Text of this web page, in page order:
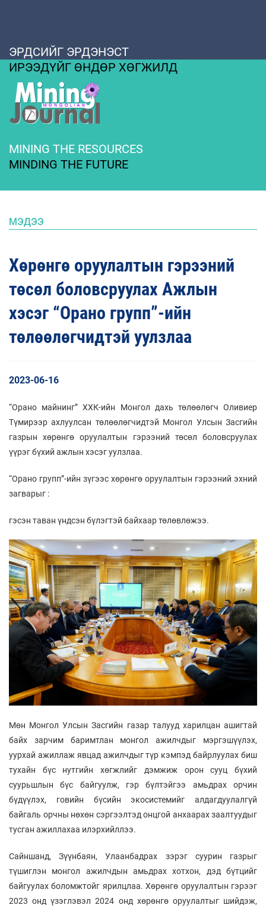
ЭРДСИЙГ ЭРДЭНЭСТ
ИРЭЭДҮЙГ ӨНДӨР ХӨГЖИЛД
MINING THE RESOURCES
MINDING THE FUTURE
МЭДЭЭ
Хөрөнгө оруулалтын гэрээний
төсөл боловсруулах Ажлын
хэсэг “Орано групп”-ийн
төлөөлөгчидтэй уулзлаа
2023-06-16
“Орано майнинг” ХХК-ийн Монгол дахь төлөөлөгч Оливиер
Түмирээр ахлуулсан төлөөлөгчидтэй Монгол Улсын Засгийн
газрын хөрөнгө оруулалтын гэрээний төсөл боловсруулах
үүрэг бүхий ажлын хэсэг уулзлаа.
“Орано групп”-ийн зүгээс хөрөнгө оруулалтын гэрээний эхний
загварыг :
гэсэн таван үндсэн бүлэгтэй байхаар төлөвлөжээ.
Мөн Монгол Улсын Засгийн газар талууд харилцан ашигтай
байх зарчим баримтлан монгол ажилчдыг мэргэшүүлэх,
уурхай ажиллаж явцад ажилчдыг түр кэмпэд байрлуулах биш
тухайн бүс нутгийн хөгжлийг дэмжиж орон сууц бүхий
суурьшлын бүс байгуулж, гэр бүлтэйгээ амьдрах орчин
бүдүүлэх, говийн бүсийн экосистемийг алдагдуулалгүй
байгаль орчны нөхөн сэргээлтэд онцгой анхаарах заалтуудыг
тусган ажиллахаа илэрхийллээ.
Сайншанд, Зүүнбаян, Улаанбадрах зэрэг суурин газрыг
түшиглэн монгол ажилчдын амьдрах хотхон, дэд бүтцийг
байгуулах боломжтойг ярилцлаа. Хөрөнгө оруулалтын гэрээг
2023 онд үзэглэвэл 2024 онд хөрөнгө оруулалтыг шийдэж,